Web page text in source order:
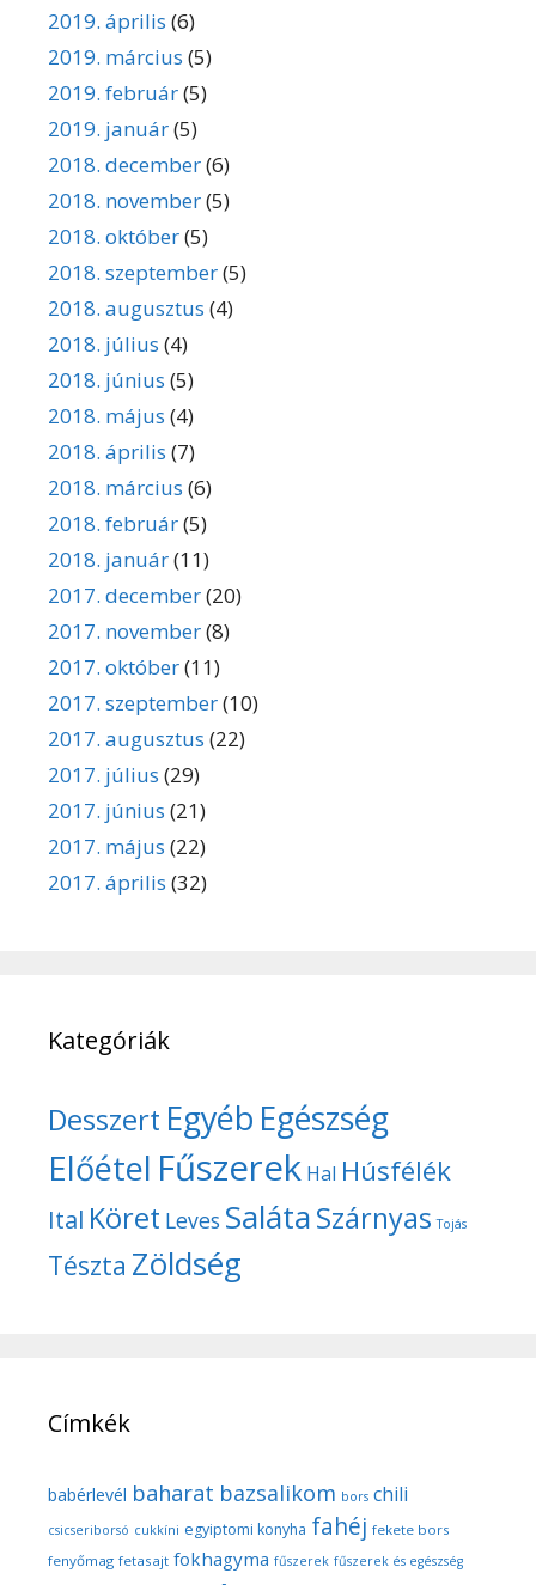
2019. április (6)
2019. március (5)
2019. február(5)
2019. január(5)
2018. december(6)
2018. november(5)
2018. október(5)
2018. szeptember(5)
2018. augusztus (4)
2018. július (4)
2018. június (5)
2018. május (4)
2018. április (7)
2018. március (6)
2018. február(5)
2018. január(11)
2017. december(20)
2017. november(8)
2017. október(11)
2017. szeptember(10)
2017. augusztus (22)
2017. július (29)
2017. június (21)
2017. május (22)
2017. április (32)
Kategóriák
Desszert Egyéb Egészség
Előétel Fűszerek Hal Húsfélék
Ital Köret Leves SalátaSzárnyas Tojás
Tészta Zöldség
Címkék
babérlevél baharat bazsalikom bors chili
csicseriborsó cukkíni egyiptomi konyha fahéj fekete bors
fenyőmag fetasajt fokhagyma fűszerek fűszerek és egészség